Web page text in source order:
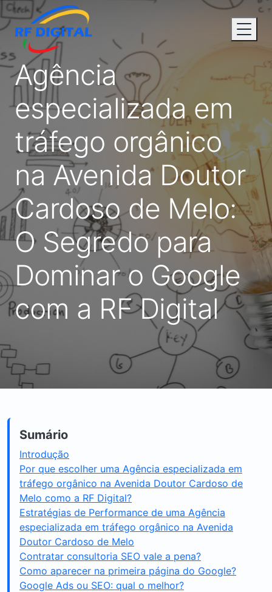
Agência
especializada em
tráfego orgânico
na Avenida Doutor
Cardoso de Melo:
O Segredo para
Dominar o Google
com a RF Digital
Sumário
Introdução
Por que escolher uma Agência especializada em
tráfego orgânico na Avenida Doutor Cardoso de
Melo como a RF Digital?
Estratégias de Performance de uma Agência
especializada em tráfego orgânico na Avenida
Doutor Cardoso de Melo
Contratar consultoria SEO vale a pena?
Como aparecer na primeira página do Google?
Google Ads ou SEO: qual o melhor?